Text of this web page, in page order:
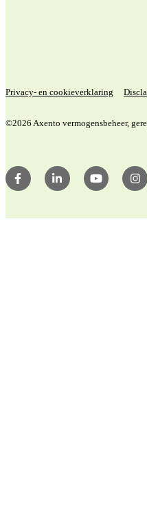
Privacy- en cookieverklaring
©2026 Axento vermogensbeheer,